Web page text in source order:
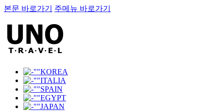
본문 바로가기 주메뉴 바로가기
KOREA
ITALIA
SPAIN
EGYPT
JAPAN